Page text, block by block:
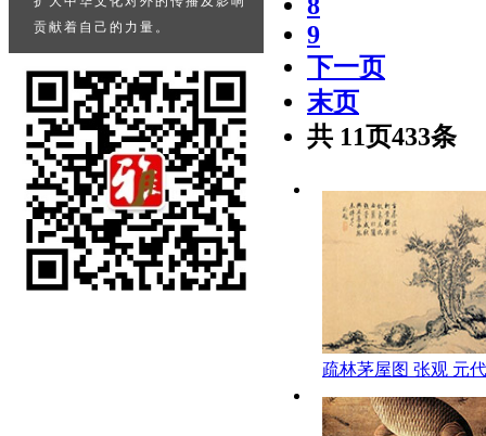
9
下一页
末页
共 11页433条
疏林茅屋图 张观 元代